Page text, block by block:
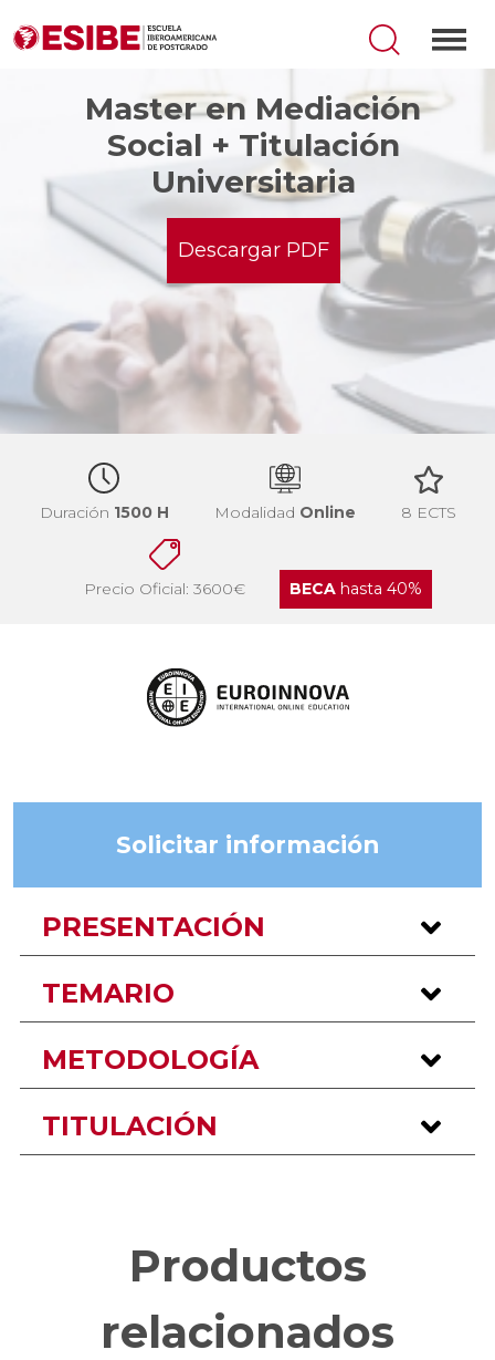
Master en Mediación
Social + Titulación
Universitaria
Descargar PDF
Duración 1500 H Modalidad Online 8 ECTS
Precio Oficial: 3600€ BECAhasta 40%
Solicitar información
PRESENTACIÓN
TEMARIO
METODOLOGÍA
TITULACIÓN
Productos
relacionados